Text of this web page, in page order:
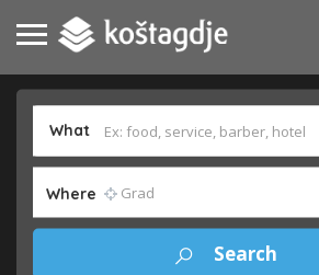
What
Where